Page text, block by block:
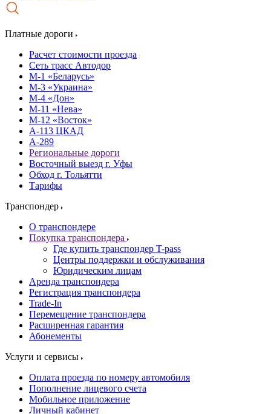
Платные дороги
Расчет стоимости проезда
Сеть трасс Автодор
М-1 «Беларусь»
М-3 «Украина»
М-4 «Дон»
М-11 «Нева»
М-12 «Восток»
А-113 ЦКАД
А-289
Региональные дороги
Восточный выезд г. Уфы
Обход г. Тольятти
Тарифы
Транспондер
О транспондере
Покупка транспондера
Где купить транспондер T-pass
Центры поддержки и обслуживания
Юридическим лицам
Аренда транспондера
Регистрация транспондера
Trade-In
Перемещение транспондера
Расширенная гарантия
Абонементы
Услуги и сервисы
Оплата проезда по номеру автомобиля
Пополнение лицевого счета
Мобильное приложение
Личный кабинет